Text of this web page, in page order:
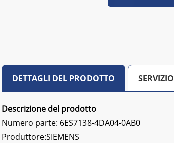
DETTAGLI DEL PRODOTTO SERVIZIO
Descrizione del prodotto
Numero parte: 6ES7138-4DA04-0AB0
Produttore:SIEMENS